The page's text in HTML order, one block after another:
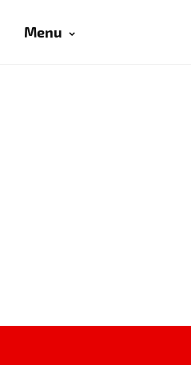
Menu